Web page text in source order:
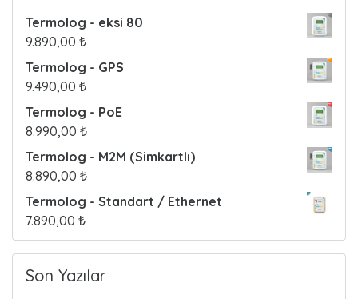
sTermolog - eksi 80
9.890,00 ₺
Termolog - GPS
9.490,00 ₺
Termolog - PoE
8.990,00 ₺
Termolog - M2M (Simkartlı)
8.890,00 ₺
Termolog - Standart / Ethernet
7.890,00 ₺
Son Yazılar